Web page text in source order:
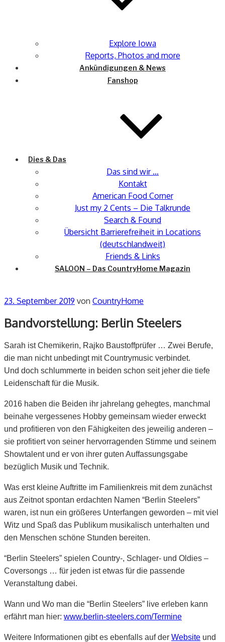
Explore Iowa
Reports, Photos and more
Ankündigungen & News
Fanshop
Dies & Das
Das sind wir …
Kontakt
American Food Corner
Just my 2 Cents – Die Talkrunde
Search & Found
Übersicht Barrierefreiheit in Locations
(deutschlandweit)
Friends & Links
SALOON – Das CountryHome Magazin
Veröffentlicht
23. September 2019 von CountryHome
Bandvorstellung: Berlin Steelers
Sarah ist Chemikerin, Rajko Baustoffprüfer … Zwei Berufe,
die man nicht unbedingt mit Countrymusic verbindet.
Und doch schlummerte in beiden schon seit jeher die tiefe
Leidenschaft für die Musik.
2016 haben die Beiden ihr jahrelang gehegtes, manchmal
beinahe vergessenes Hobby gemeinsam wieder erweckt
und profitieren von den Fähigkeiten des jeweilig anderen –
sie profitiert von seiner hervorragenden Stimme und seinem
Showtalent und er von ihrer guten Auffassungsgabe
bezüglich Musik und Technik.
Was erst kleine Auftritte im Familienkreis mit dem zunächst
aus Zeitnot spontan erdachten Namen “Berlin Steelers”
waren, ist nun ein größeres Unterfangen geworden – mit viel
Witz und Spaß das Publikum musikalisch unterhalten und
den Menschen schöne Stunden bereiten.
“Berlin Steelers” spielen Country-, Schlager- und Oldies –
Coversongs … für jeden ist etwas für die passende
Veranstaltung dabei.
Wann und Wo man die “Berlin Steelers” live erleben kann
erfährt man hier: www.berlin-steelers.com/Termine
Weitere Informationen gibt es ebenfalls auf der Website und